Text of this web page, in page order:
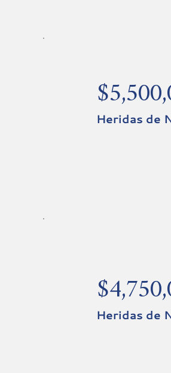
Heridas de
Heridas de